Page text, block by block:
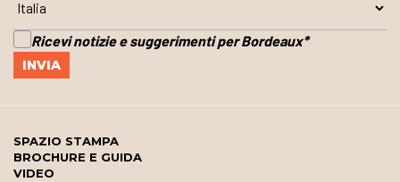
Ricevi notizie e suggerimenti per Bordeaux*
SPAZIO STAMPA
BROCHURE E GUIDA
VIDEO